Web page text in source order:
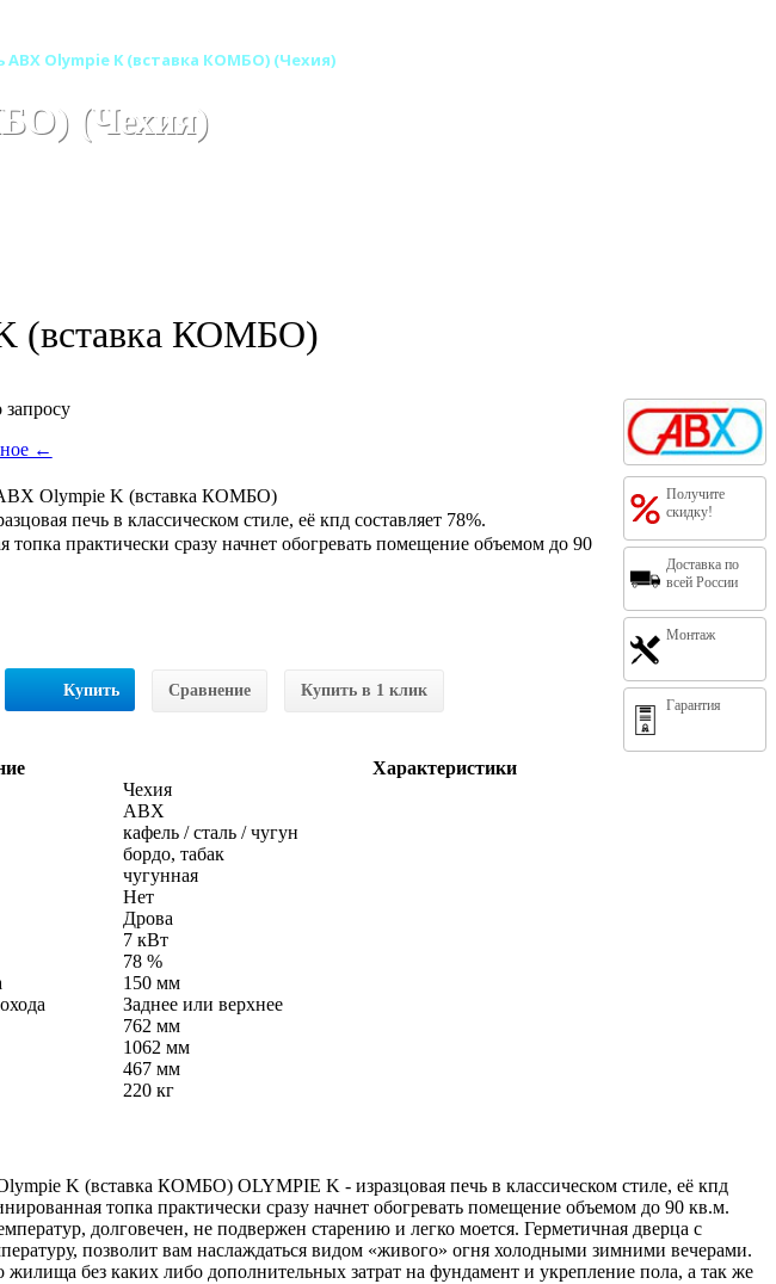
ABX Olympie K (вставка КОМБО) (Чехия)
(Чехия)
(вставка КОМБО)
Получите
скидку!
Доставка по
всей России
Монтаж
Гарантия
←
Olympie K (вставка КОМБО)
печь в классическом стиле, её кпд составляет 78%.
топка практически сразу начнет обогревать помещение объемом до 90
Купить Сравнение Купить в 1 клик
Характеристики
Чехия
ABX
кафель / сталь / чугун
бордо, табак
чугунная
Нет
Дрова
7 кВт
78 %
150 мм
Заднее или верхнее
762 мм
1062 мм
467 мм
220 кг
K (вставка КОМБО) OLYMPIE K - изразцовая печь в классическом стиле, её кпд
топка практически сразу начнет обогревать помещение объемом до 90 кв.м.
долговечен, не подвержен старению и легко моется. Герметичная дверца с
позволит вам наслаждаться видом «живого» огня холодными зимними вечерами.
без каких либо дополнительных затрат на фундамент и укрепление пола, а так же